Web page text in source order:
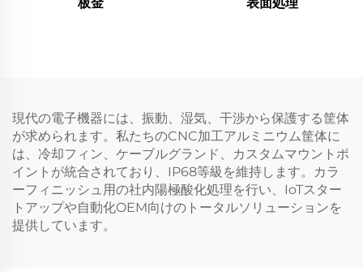
板金 表面処理
現代の電子機器には、振動、湿気、干渉から保護する筐体
が求められます。私たちのCNC加工アルミニウム筐体に
は、冷却フィン、ケーブルグランド、カスタムマウントポ
イントが統合されており、IP68等級を維持します。カラ
ーフィニッシュ用の社内陽極酸化処理を行い、IoTスター
トアップや自動化OEM向けのトータルソリューションを
提供しています。